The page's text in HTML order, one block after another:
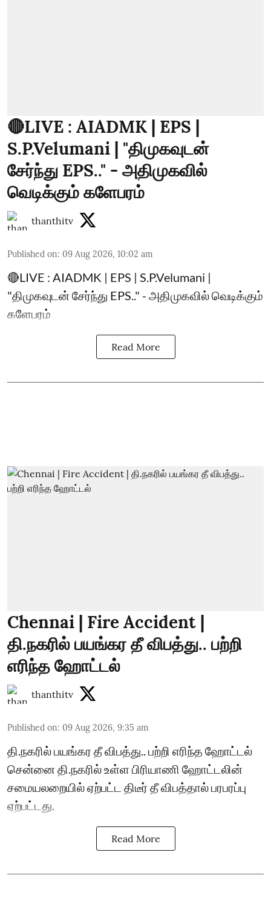
🔴LIVE : AIADMK | EPS |
S.P.Velumani | "திமுகவுடன்
சேர்ந்து EPS.." - அதிமுகவில்
வெடிக்கும் களேபரம்
thanthitv
Published on: 09 Aug 2026, 10:02 am
🔴LIVE : AIADMK | EPS | S.P.Velumani |
"திமுகவுடன் சேர்ந்து EPS.." - அதிமுகவில் வெடிக்கும்
களேபரம்
Read More
Chennai | Fire Accident |
தி.நகரில் பயங்கர தீ விபத்து.. பற்றி
எரிந்த ஹோட்டல்
thanthitv
Published on: 09 Aug 2026, 9:35 am
தி.நகரில் பயங்கர தீ விபத்து.. பற்றி எரிந்த ஹோட்டல்
சென்னை தி.நகரில் உள்ள பிரியாணி ஹோட்டலின்
சமையலறையில் ஏற்பட்ட திடீர் தீ விபத்தால் பரபரப்பு
ஏற்பட்டது.
Read More